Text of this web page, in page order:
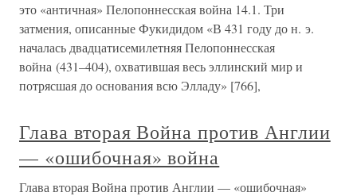
это «античная» Пелопоннесская война 14.1. Три
затмения, описанные Фукидидом «В 431 году до н. э.
началась двадцатисемилетняя Пелопоннесская
война (431–404), охватившая весь эллинский мир и
потрясшая до основания всю Элладу» [766],
Глава вторая Война против Англии
— «ошибочная» война
Глава вторая Война против Англии — «ошибочная»